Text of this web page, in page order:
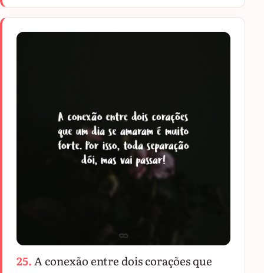
25.A conexão entre dois corações que